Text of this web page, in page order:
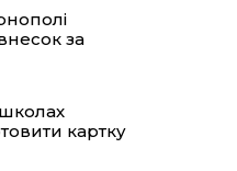
за
картку